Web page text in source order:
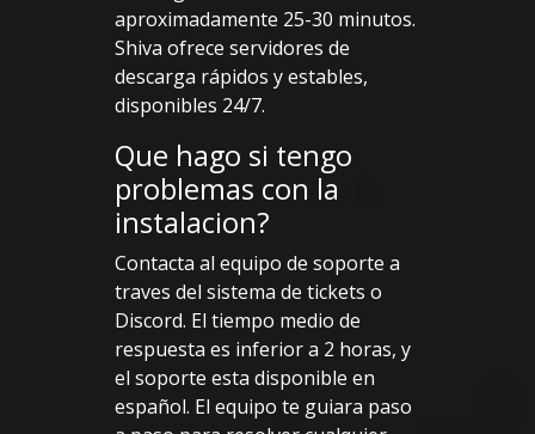
aproximadamente 25-30 minutos.
Shiva ofrece servidores de
descarga rápidos y estables,
disponibles 24/7.
Que hago si tengo
problemas con la
instalacion?
Contacta al equipo de soporte a
traves del sistema de tickets o
Discord. El tiempo medio de
respuesta es inferior a 2 horas, y
el soporte esta disponible en
español. El equipo te guiara paso